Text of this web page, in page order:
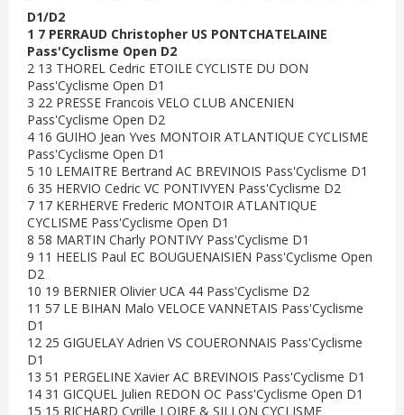
D1/D2
1 7 PERRAUD Christopher US PONTCHATELAINE
Pass'Cyclisme Open D2
2 13 THOREL Cedric ETOILE CYCLISTE DU DON
Pass'Cyclisme Open D1
3 22 PRESSE Francois VELO CLUB ANCENIEN
Pass'Cyclisme Open D2
4 16 GUIHO Jean Yves MONTOIR ATLANTIQUE CYCLISME
Pass'Cyclisme Open D1
5 10 LEMAITRE Bertrand AC BREVINOIS Pass'Cyclisme D1
6 35 HERVIO Cedric VC PONTIVYEN Pass'Cyclisme D2
7 17 KERHERVE Frederic MONTOIR ATLANTIQUE
CYCLISME Pass'Cyclisme Open D1
8 58 MARTIN Charly PONTIVY Pass'Cyclisme D1
9 11 HEELIS Paul EC BOUGUENAISIEN Pass'Cyclisme Open
D2
10 19 BERNIER Olivier UCA 44 Pass'Cyclisme D2
11 57 LE BIHAN Malo VELOCE VANNETAIS Pass'Cyclisme
D1
12 25 GIGUELAY Adrien VS COUERONNAIS Pass'Cyclisme
D1
13 51 PERGELINE Xavier AC BREVINOIS Pass'Cyclisme D1
14 31 GICQUEL Julien REDON OC Pass'Cyclisme Open D1
15 15 RICHARD Cyrille LOIRE & SILLON CYCLISME